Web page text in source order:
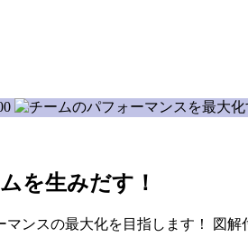
を生みだす！
ンスの最大化を目指します！ 図